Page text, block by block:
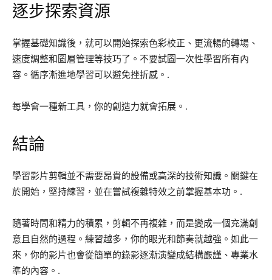
逐步探索資源
掌握基礎知識後，就可以開始探索色彩校正、更流暢的轉場、
速度調整和圖層管理等技巧了。不要試圖一次性學習所有內
容。循序漸進地學習可以避免挫折感。.
每學會一種新工具，你的創造力就會拓展。.
結論
學習影片剪輯並不需要昂貴的設備或高深的技術知識。關鍵在
於開始，堅持練習，並在嘗試複雜特效之前掌握基本功。.
隨著時間和精力的積累，剪輯不再複雜，而是變成一個充滿創
意且自然的過程。練習越多，你的眼光和節奏就越強。如此一
來，你的影片也會從簡單的錄影逐漸演變成結構嚴謹、專業水
準的內容。.